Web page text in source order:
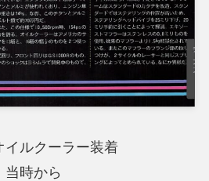
イルクーラー装着
当時から